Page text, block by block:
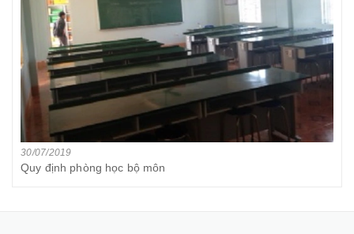
30/07/2019
Quy định phòng học bộ môn